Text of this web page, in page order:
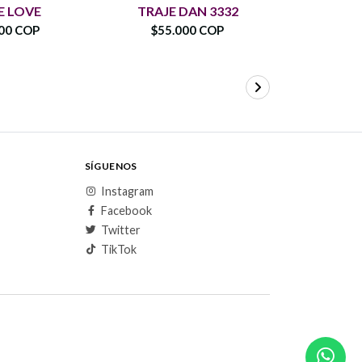
LOVE
COP
TRAJE DAN 3332
$55.000 COP
SÍGUENOS
Instagram
Facebook
Twitter
TikTok